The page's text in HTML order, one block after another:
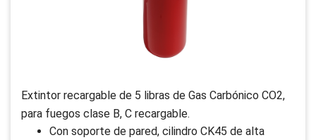
Extintor recargable de 5 libras de Gas Carbónico CO2,
para fuegos clase B, C recargable.
Con soporte de pared, cilindro CK45 de alta